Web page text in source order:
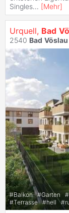
Singles... [Mehr]
Urquell, Bad
2540 Bad Vöslau
#Balkon #Garten #
#Terrasse #hell #